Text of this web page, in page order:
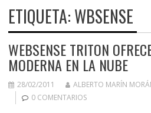
ETIQUETA:WBSENSE
WEBSENSE TRITON
MODERNA EN LA NUBE
28/02/2011 ALBERTO MARÍN
0 COMENTARIOS